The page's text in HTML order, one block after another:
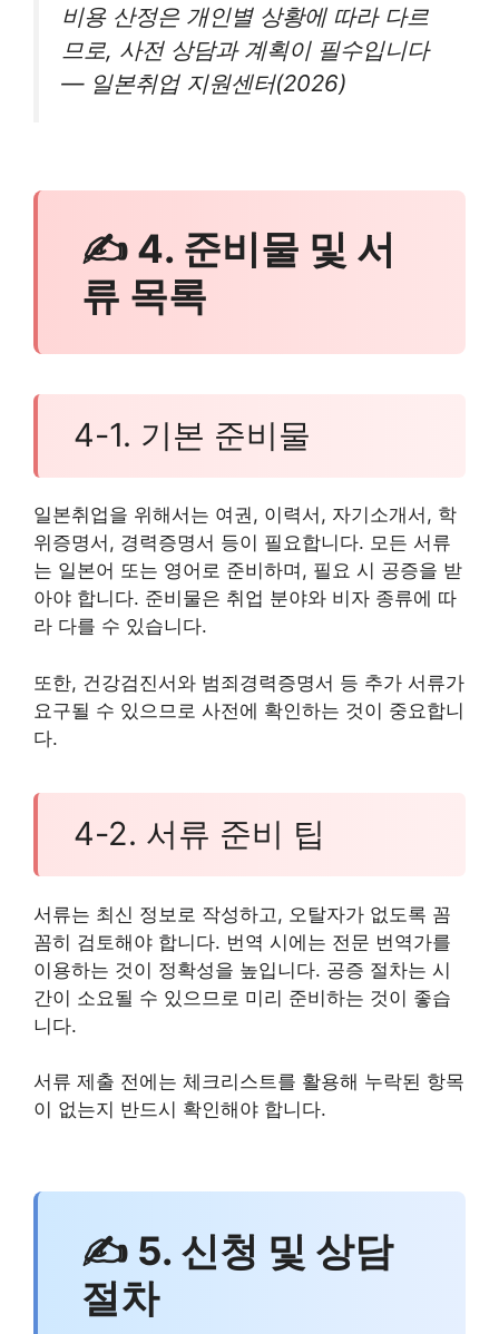
비용 산정은 개인별 상황에 따라 다르
므로, 사전 상담과 계획이 필수입니다
— 일본취업 지원센터(2026)
✍ 4. 준비물 및 서
류 목록
4-1. 기본 준비물
일본취업을 위해서는 여권, 이력서, 자기소개서, 학
위증명서, 경력증명서 등이 필요합니다. 모든 서류
는 일본어 또는 영어로 준비하며, 필요 시 공증을 받
아야 합니다. 준비물은 취업 분야와 비자 종류에 따
라 다를 수 있습니다.
또한, 건강검진서와 범죄경력증명서 등 추가 서류가
요구될 수 있으므로 사전에 확인하는 것이 중요합니
다.
4-2. 서류 준비 팁
서류는 최신 정보로 작성하고, 오탈자가 없도록 꼼
꼼히 검토해야 합니다. 번역 시에는 전문 번역가를
이용하는 것이 정확성을 높입니다. 공증 절차는 시
간이 소요될 수 있으므로 미리 준비하는 것이 좋습
니다.
서류 제출 전에는 체크리스트를 활용해 누락된 항목
이 없는지 반드시 확인해야 합니다.
✍ 5. 신청 및 상담
절차